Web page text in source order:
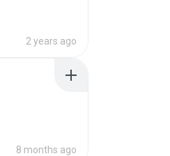
2 years ago
8 months ago